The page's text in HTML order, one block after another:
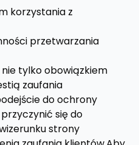
korzystania z
przetwarzania
tylko obowiązkiem
zaufania
do ochrony
się do
strony